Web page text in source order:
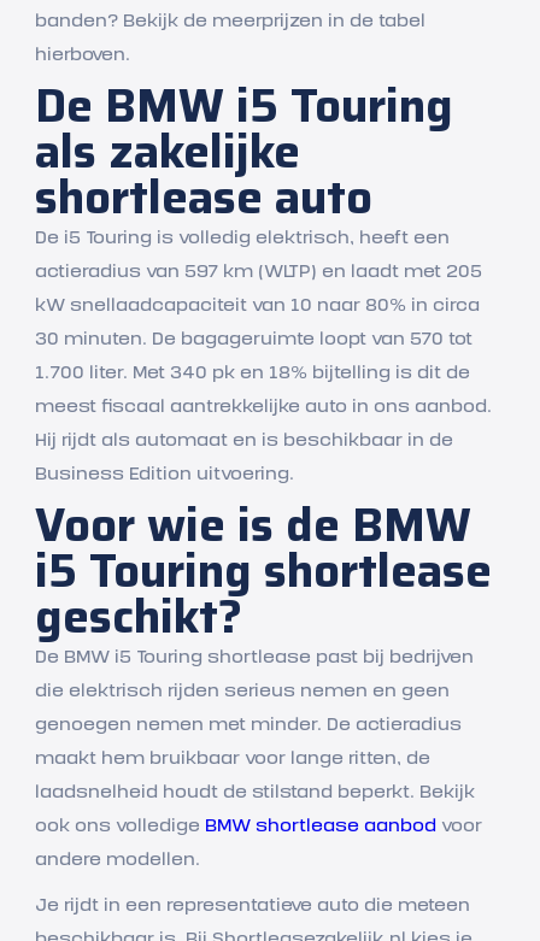
banden? Bekijk de meerprijzen in de tabel
hierboven.
De BMW i5 Touring
als zakelijke
shortlease auto
De i5 Touring is volledig elektrisch, heeft een
actieradius van 597 km (WLTP) en laadt met 205
kW snellaadcapaciteit van 10 naar 80% in circa
30 minuten. De bagageruimte loopt van 570 tot
1.700 liter. Met 340 pk en 18% bijtelling is dit de
meest fiscaal aantrekkelijke auto in ons aanbod.
Hij rijdt als automaat en is beschikbaar in de
Business Edition uitvoering.
Voor wie is de BMW
i5 Touring shortlease
geschikt?
De BMW i5 Touring shortlease past bij bedrijven
die elektrisch rijden serieus nemen en geen
genoegen nemen met minder. De actieradius
maakt hem bruikbaar voor lange ritten, de
laadsnelheid houdt de stilstand beperkt. Bekijk
ook ons volledige BMW shortlease aanbod voor
andere modellen.
Je rijdt in een representatieve auto die meteen